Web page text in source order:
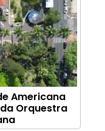
Americana
Orquestra